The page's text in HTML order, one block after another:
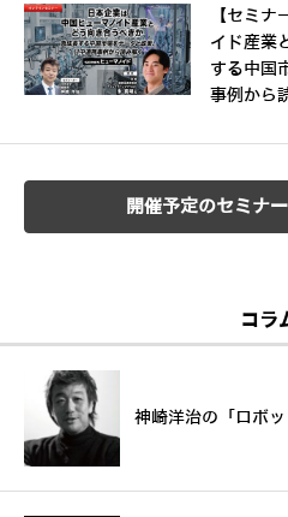
【セミナ
イド産業
する中国
事例から
開催予定のセミナ
コラ
神崎洋治の「ロボッ